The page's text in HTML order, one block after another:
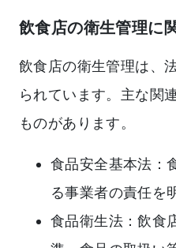
飲食店の衛生管理に
飲食店の衛生管理は、
られています。主な関
ものがあります。
食品安全基本法：
る事業者の責任を
食品衛生法：飲食